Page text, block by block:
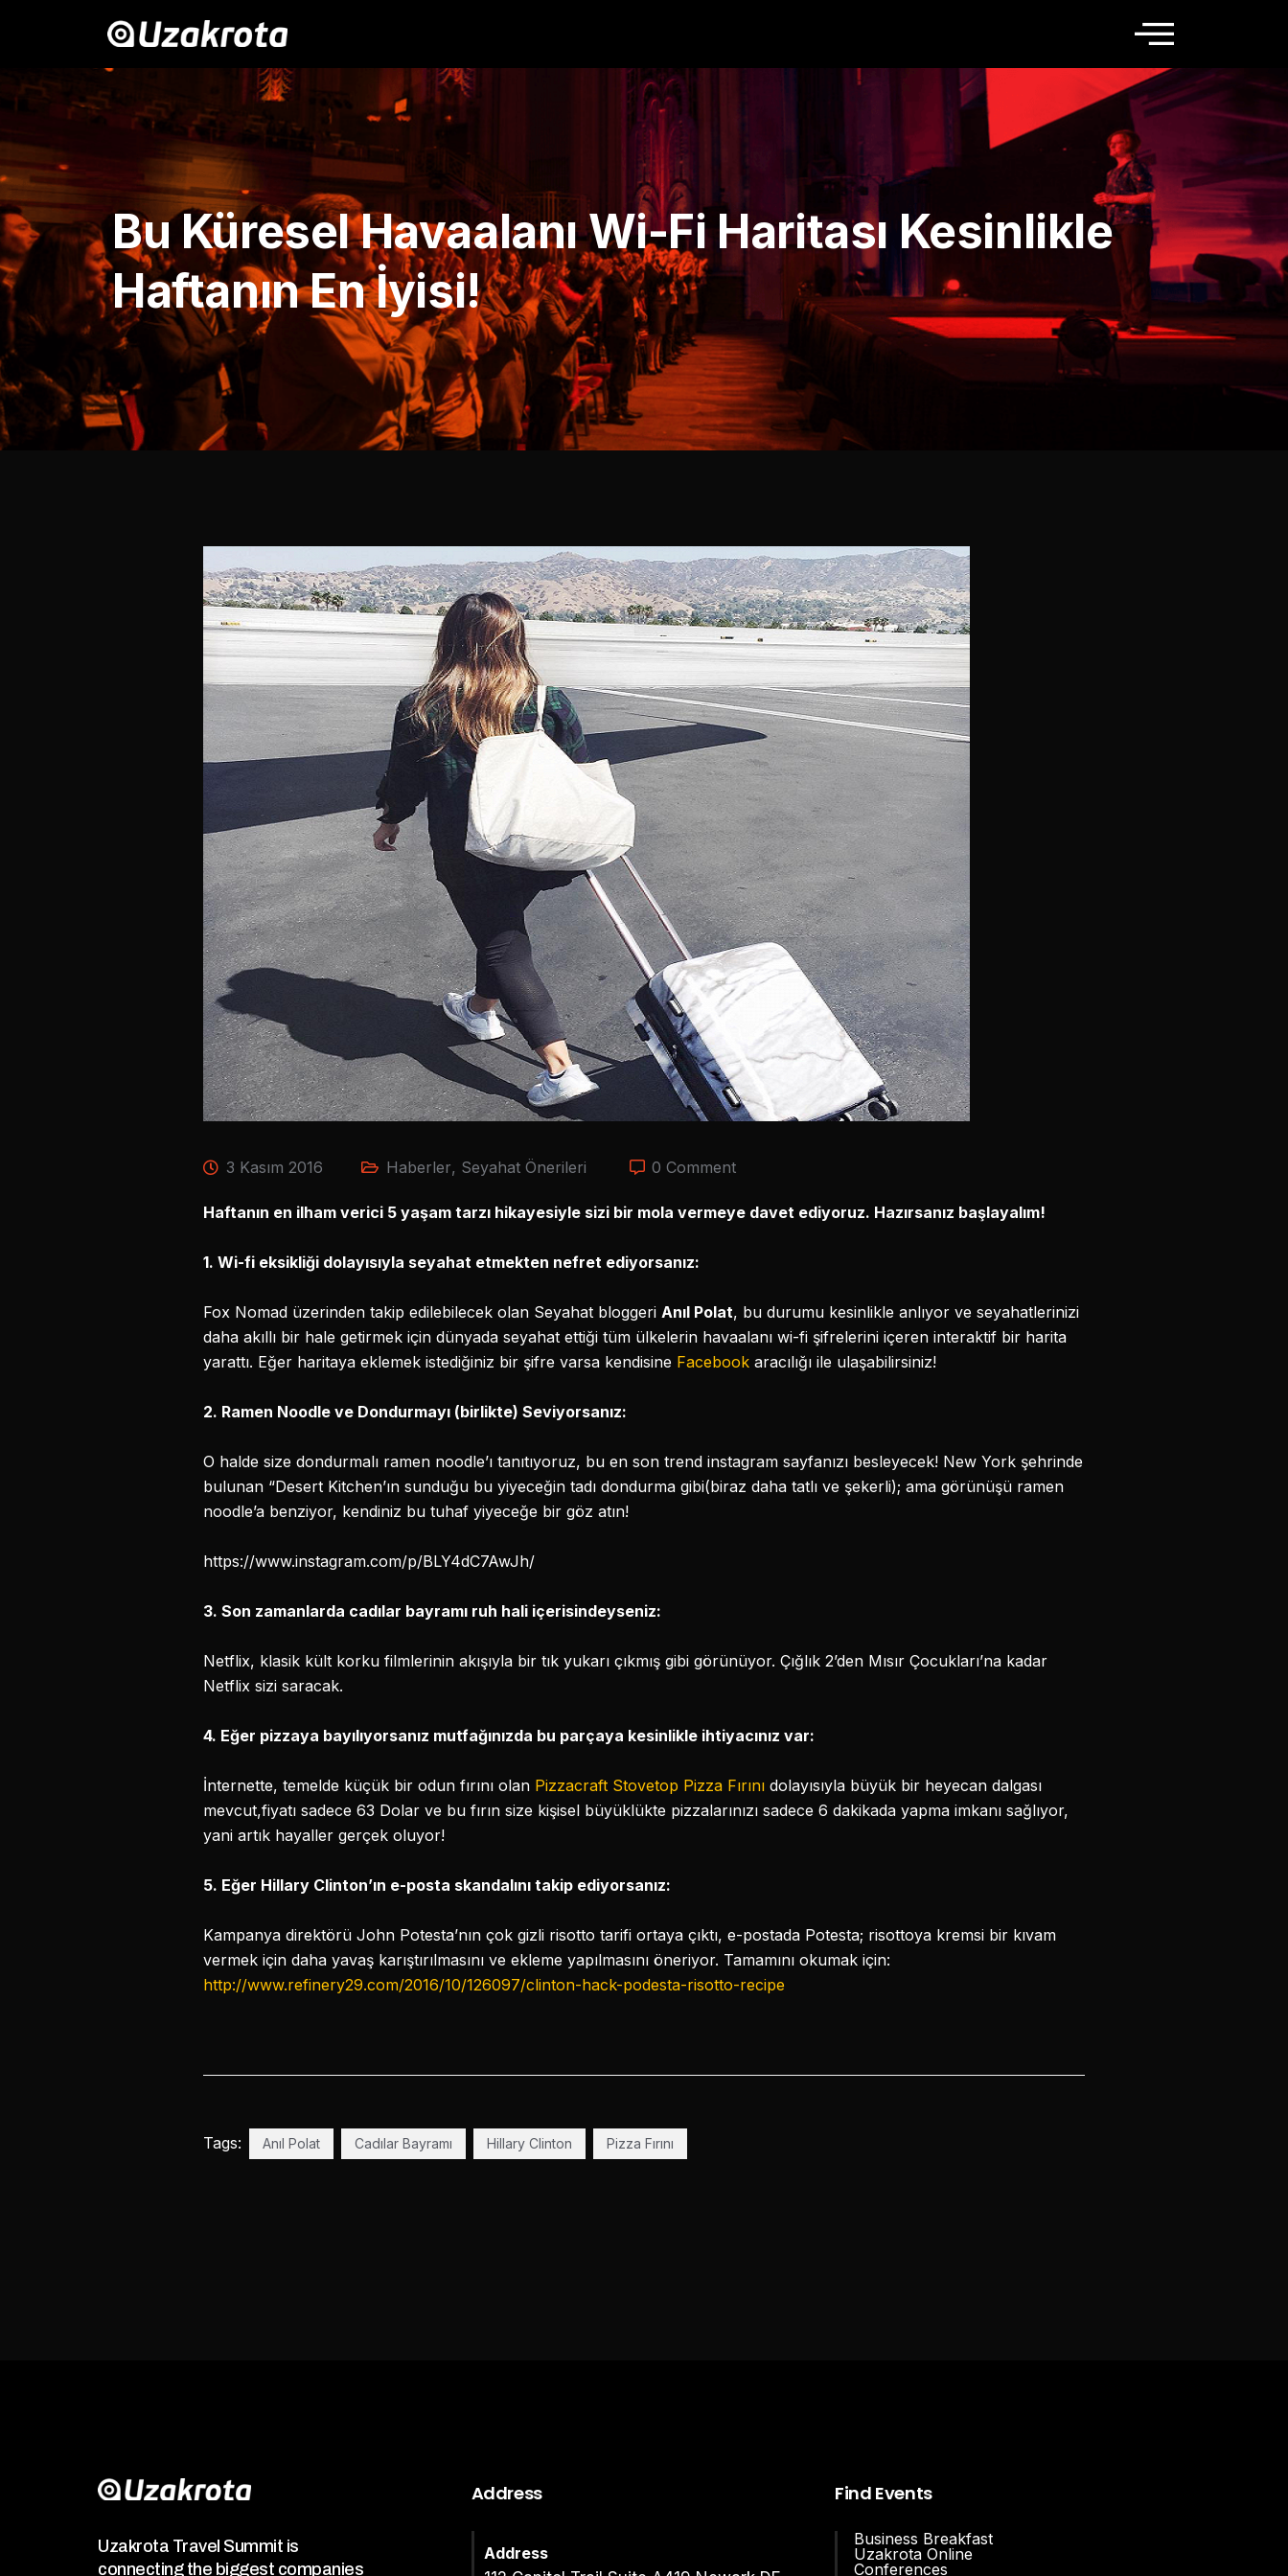
Bu Küresel Havaalanı Wi-Fi Haritası Kesinlikle
Haftanın En İyisi!
3 Kasım 2016 Haberler, Seyahat Önerileri 0 Comment
Haftanın en ilham verici 5 yaşam tarzı hikayesiyle sizi bir mola vermeye davet ediyoruz. Hazırsanız başlayalım!
1. Wi-fi eksikliği dolayısıyla seyahat etmekten nefret ediyorsanız:
Fox Nomad üzerinden takip edilebilecek olan Seyahat bloggeri Anıl Polat, bu durumu kesinlikle anlıyor ve seyahatlerinizi
daha akıllı bir hale getirmek için dünyada seyahat ettiği tüm ülkelerin havaalanı wi-fi şifrelerini içeren interaktif bir harita
yarattı. Eğer haritaya eklemek istediğiniz bir şifre varsa kendisine Facebook aracılığı ile ulaşabilirsiniz!
2. Ramen Noodle ve Dondurmayı (birlikte) Seviyorsanız:
O halde size dondurmalı ramen noodle’ı tanıtıyoruz, bu en son trend instagram sayfanızı besleyecek! New York şehrinde
bulunan “Desert Kitchen’ın sunduğu bu yiyeceğin tadı dondurma gibi(biraz daha tatlı ve şekerli); ama görünüşü ramen
noodle’a benziyor, kendiniz bu tuhaf yiyeceğe bir göz atın!
https://www.instagram.com/p/BLY4dC7AwJh/
3. Son zamanlarda cadılar bayramı ruh hali içerisindeyseniz:
Netflix, klasik kült korku filmlerinin akışıyla bir tık yukarı çıkmış gibi görünüyor. Çığlık 2’den Mısır Çocukları’na kadar
Netflix sizi saracak.
4. Eğer pizzaya bayılıyorsanız mutfağınızda bu parçaya kesinlikle ihtiyacınız var:
İnternette, temelde küçük bir odun fırını olan Pizzacraft Stovetop Pizza Fırını dolayısıyla büyük bir heyecan dalgası
mevcut,fiyatı sadece 63 Dolar ve bu fırın size kişisel büyüklükte pizzalarınızı sadece 6 dakikada yapma imkanı sağlıyor,
yani artık hayaller gerçek oluyor!
5. Eğer Hillary Clinton’ın e-posta skandalını takip ediyorsanız:
Kampanya direktörü John Potesta’nın çok gizli risotto tarifi ortaya çıktı, e-postada Potesta; risottoya kremsi bir kıvam
vermek için daha yavaş karıştırılmasını ve ekleme yapılmasını öneriyor. Tamamını okumak için:
http://www.refinery29.com/2016/10/126097/clinton-hack-podesta-risotto-recipe
Tags: Anıl Polat Cadılar Bayramı Hillary Clinton Pizza Fırını
Uzakrota Travel Summit is
connecting the biggest companies
Address
Address
Find Events
Business Breakfast
Uzakrota Online
Conferences